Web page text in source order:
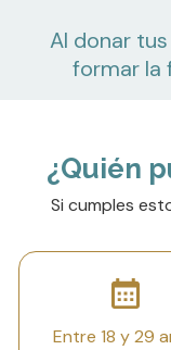
Al donar
formar la
¿Quién
Si cumples
Entre 18 y 29